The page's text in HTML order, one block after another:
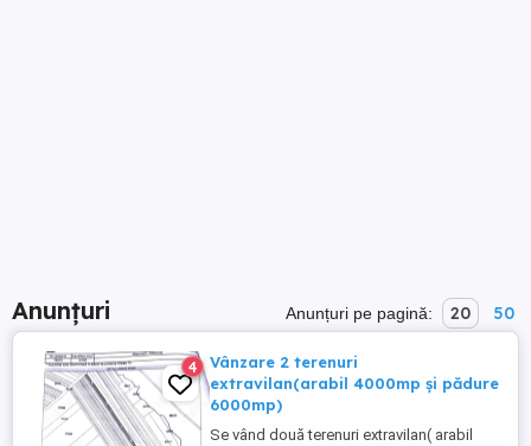
Anunțuri Anunțuri pe pagină: 20 50
4
Vânzare 2 terenuri
extravilan(arabil 4000mp și pădure
6000mp)
Se vând două terenuri extravilan( arabil